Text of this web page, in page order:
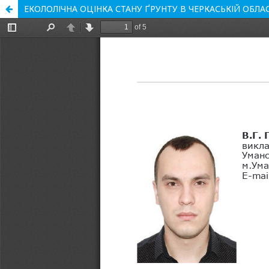
ЕКОЛОЛІЧНА ОЦІНКА СТАНУ ҐРУНТУ В ЧЕРКАСЬКІЙ